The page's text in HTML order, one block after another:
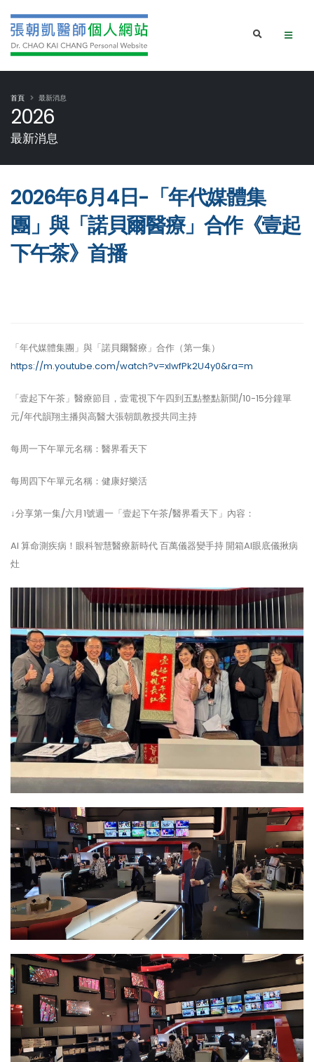
2026
最新消息
首頁 最新消息
2026年6月4日-「年代媒體集
團」與「諾貝爾醫療」合作《壹起
下午茶》首播
「年代媒體集團」與「諾貝爾醫療」合作（第一集）
https://m.youtube.com/watch?v=xlwfPk2U4y0&ra=m
「壹起下午茶」醫療節目，壹電視下午四到五點整點新聞/10-15分鐘單
元/年代韻翔主播與高醫大張朝凱教授共同主持
每周一下午單元名稱：醫界看天下
每周四下午單元名稱：健康好樂活
↓分享第一集/六月1號週一「壹起下午茶/醫界看天下」內容：
AI 算命測疾病！眼科智慧醫療新時代 百萬儀器變手持 開箱AI眼底儀揪病
灶